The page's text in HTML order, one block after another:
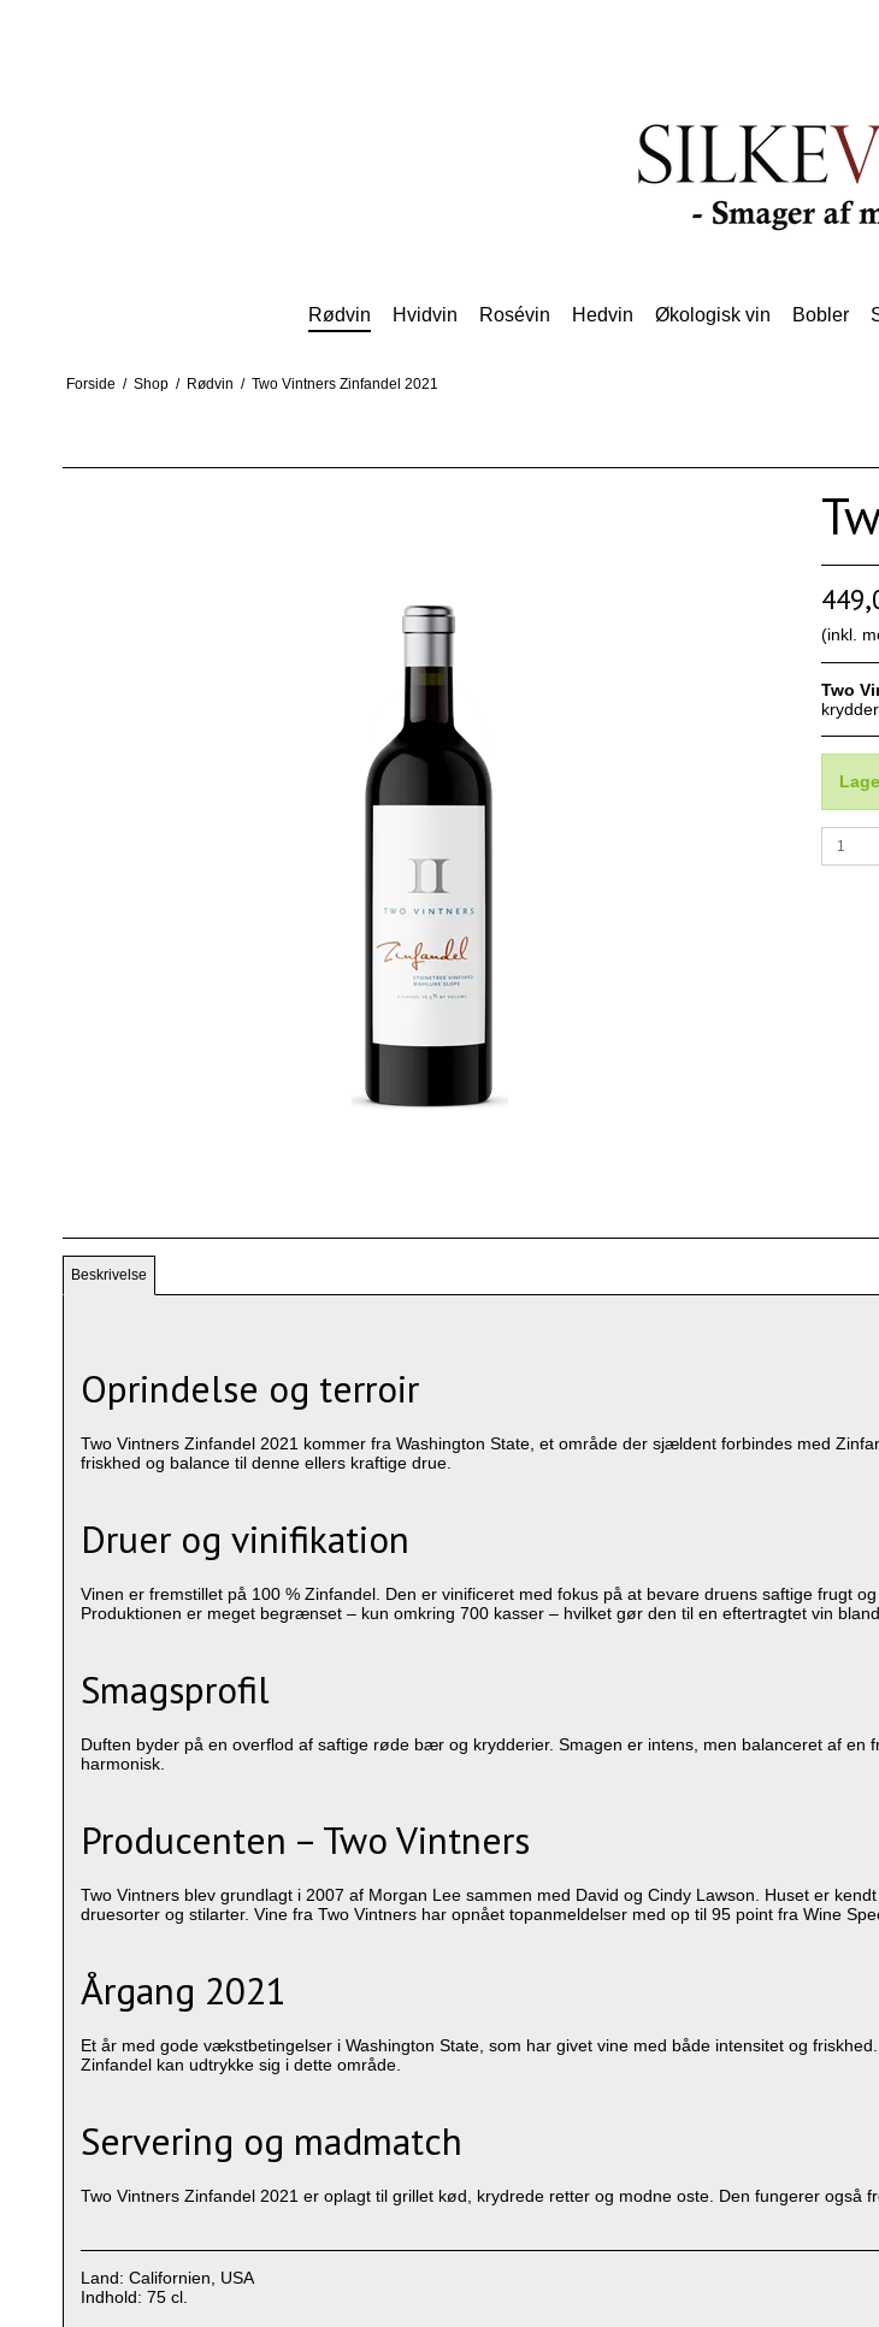
Rødvin Hvidvin Rosévin Hedvin Økologisk vin Bobler
Forside / Shop / Rødvin / Two Vintners Zinfandel 2021
(inkl.
Two
Beskrivelse
Oprindelse og terroir
Two Vintners Zinfandel 2021 kommer fra Washington State, et område der sjældent forbindes med
friskhed og balance til denne ellers kraftige drue.
Druer og vinifikation
Vinen er fremstillet på 100 % Zinfandel. Den er vinificeret med fokus på at bevare druens saftige frugt
Produktionen er meget begrænset – kun omkring 700 kasser – hvilket gør den til en eftertragtet vin
Smagsprofil
Duften byder på en overflod af saftige røde bær og krydderier. Smagen er intens, men balanceret af
harmonisk.
Producenten – Two Vintners
Two Vintners blev grundlagt i 2007 af Morgan Lee sammen med David og Cindy Lawson. Huset er
druesorter og stilarter. Vine fra Two Vintners har opnået topanmeldelser med op til 95 point fra Wine
Årgang 2021
Et år med gode vækstbetingelser i Washington State, som har givet vine med både intensitet og
Zinfandel kan udtrykke sig i dette område.
Servering og madmatch
Two Vintners Zinfandel 2021 er oplagt til grillet kød, krydrede retter og modne oste. Den fungerer også
Land: Californien, USA
Indhold: 75 cl.